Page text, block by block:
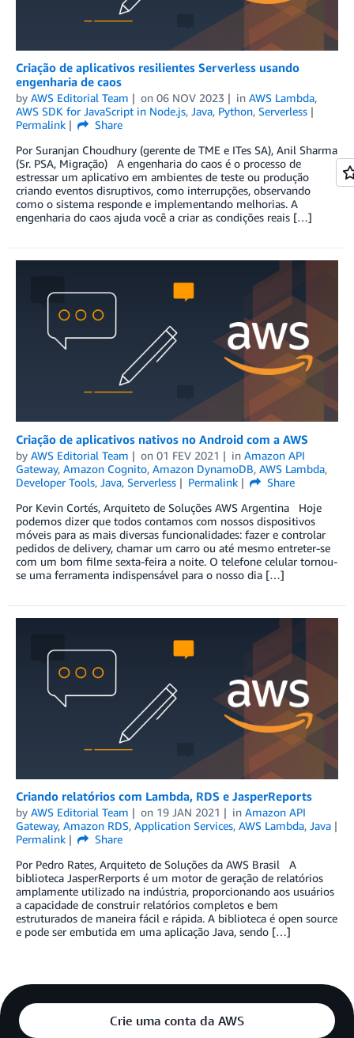
Criação de aplicativos resilientes Serverless usando
engenharia de caos
by AWS Editorial Team on 06 NOV 2023 in AWS Lambda,
AWS SDK for JavaScript in Node.js, Java, Python, Serverless
Permalink
Share
Por Suranjan Choudhury (gerente de TME e ITes SA), Anil Sharma
(Sr. PSA, Migração) A engenharia do caos é o processo de
estressar um aplicativo em ambientes de teste ou produção
criando eventos disruptivos, como interrupções, observando
como o sistema responde e implementando melhorias. A
engenharia do caos ajuda você a criar as condições reais […]
Criação de aplicativos nativos no Android com a AWS
by AWS Editorial Team on 01 FEV 2021 in Amazon API
Gateway, Amazon Cognito, Amazon DynamoDB, AWS Lambda,
Developer Tools, Java, Serverless Permalink
Share
Por Kevin Cortés, Arquiteto de Soluções AWS Argentina Hoje
podemos dizer que todos contamos com nossos dispositivos
móveis para as mais diversas funcionalidades: fazer e controlar
pedidos de delivery, chamar um carro ou até mesmo entreter-se
com um bom filme sexta-feira a noite. O telefone celular tornou-
se uma ferramenta indispensável para o nosso dia […]
Criando relatórios com Lambda, RDS e JasperReports
by AWS Editorial Team on 19 JAN 2021 in Amazon API
Gateway, Amazon RDS, Application Services, AWS Lambda, Java
Permalink
Share
Por Pedro Rates, Arquiteto de Soluções da AWS Brasil A
biblioteca JasperRerports é um motor de geração de relatórios
amplamente utilizado na indústria, proporcionando aos usuários
a capacidade de construir relatórios completos e bem
estruturados de maneira fácil e rápida. A biblioteca é open source
e pode ser embutida em uma aplicação Java, sendo […]
Crie uma conta da AWS